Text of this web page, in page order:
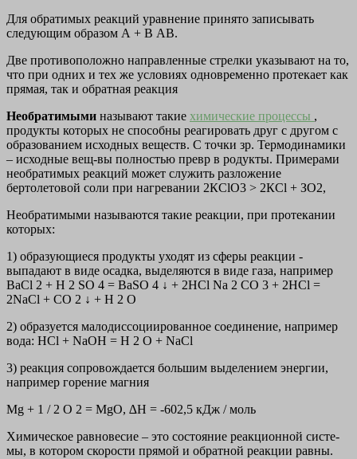
Для обратимых реакций уравнение принято записывать
следующим образом А + В АВ.
Две противоположно направленные стрелки указывают на то,
что при одних и тех же условиях одновременно протекает как
прямая, так и обратная реакция
Необратимыми называют такие химические процессы ,
продукты которых не способны реагировать друг с другом с
образованием исходных веществ. С точки зр. Термодинамики
– исходные вещ-вы полностью превр в родукты. Примерами
необратимых реакций может служить разложение
бертолетовой соли при нагревании 2КСlО3 > 2КСl + ЗО2,
Необратимыми называются такие реакции, при протекании
которых:
1) образующиеся продукты уходят из сферы реакции -
выпадают в виде осадка, выделяются в виде газа, например
ВаСl 2 + Н 2 SО 4 = ВаSО 4 ↓ + 2НСl Na 2 CO 3 + 2HCl =
2NaCl + CO 2 ↓ + H 2 O
2) образуется малодиссоциированное соединение, напри­мер
вода: НСl + NаОН = Н 2 О + NаСl
3) реакция сопровождается большим выделением энергии,
например горение магния
Mg + 1 / 2 О 2 = МgО, ∆H = -602,5 кДж / моль
Хи­ми­че­ское рав­но­ве­сие – это со­сто­я­ние ре­ак­ци­он­ной си­сте­
мы, в ко­то­ром ско­ро­сти пря­мой и об­рат­ной ре­ак­ции равны.